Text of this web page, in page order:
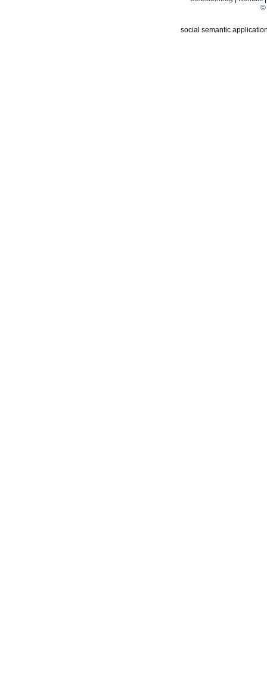
©
social semantic